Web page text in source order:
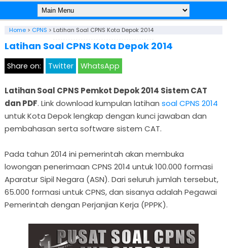
Home> CPNS > Latihan Soal CPNS Kota Depok 2014
Latihan Soal CPNS Kota Depok 2014
Share on: Twitter WhatsApp
Latihan Soal CPNS Pemkot Depok 2014 Sistem CAT
dan PDF. Link download kumpulan latihan soal CPNS 2014
untuk Kota Depok lengkap dengan kunci jawaban dan
pembahasan serta software sistem CAT.
Pada tahun 2014 ini pemerintah akan membuka
lowongan penerimaan CPNS 2014 untuk 100.000 formasi
Aparatur Sipil Negara (ASN). Dari seluruh jumlah tersebut,
65.000 formasi untuk CPNS, dan sisanya adalah Pegawai
Pemerintah dengan Perjanjian Kerja (PPPK).